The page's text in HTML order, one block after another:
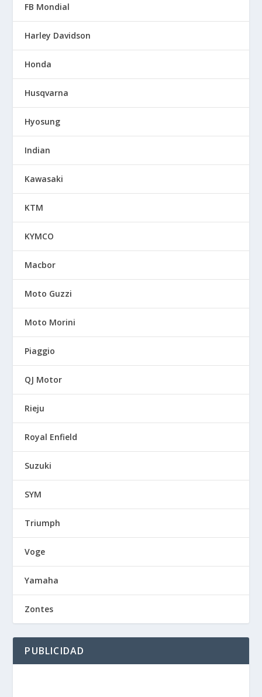
FB Mondial
Harley Davidson
Honda
Husqvarna
Hyosung
Indian
Kawasaki
KTM
KYMCO
Macbor
Moto Guzzi
Moto Morini
Piaggio
QJ Motor
Rieju
Royal Enfield
Suzuki
SYM
Triumph
Voge
Yamaha
Zontes
PUBLICIDAD